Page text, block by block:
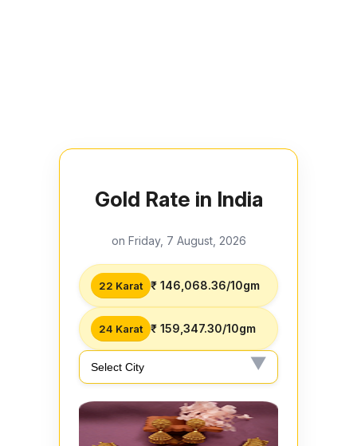
Gold Rate in India
on Friday, 7 August, 2026
22 Karat ₹ 146,068.36/10gm
24 Karat ₹ 159,347.30/10gm